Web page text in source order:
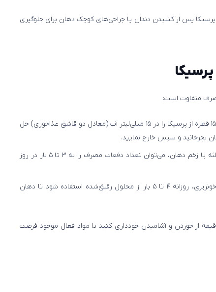
پرسیکا پس از کشیدن دندان یا جراحی‌های کوچک دهان برای جلوگیری
متفاوت است:
روزانه دو بار، هر بار حدود ۱۰ تا ۱۵ قطره از پرسیکا را در ۱۵ میلی‌لیتر آب (معادل دو قاشق غذاخوری) حل
در موارد التهاب لثه یا زخم دهان، می‌توان تعداد دفعات مصرف را به ۳ تا ۵ بار در روز
برای پیشگیری از عفونت و خونریزی، روزانه ۴ تا ۵ بار از محلول رقیق‌شده استفاده شود تا دهان
استفاده از دهانشویه پرسیکا، تا حدود ۲۰ دقیقه از خوردن و آشامیدن خودداری کنید تا مواد فعال موجود فرصت